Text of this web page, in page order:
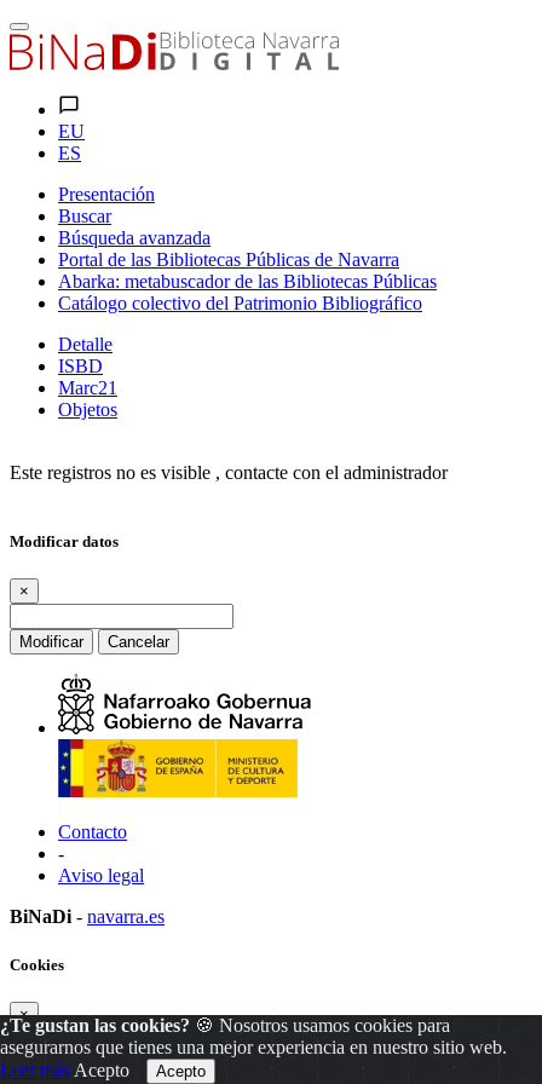
EU
ES
Presentación
Buscar
Búsqueda avanzada
Portal de las Bibliotecas Públicas de Navarra
Abarka: metabuscador de las Bibliotecas Públicas
Catálogo colectivo del Patrimonio Bibliográfico
Detalle
ISBD
Marc21
Objetos
Este registros no es visible , contacte con el administrador
Modificar datos
×
Modificar Cancelar
Contacto
-
Aviso legal
BiNaDi - navarra.es
¿Te gustan las cookies? 🍪 Nosotros usamos cookies para
asegurarnos que tienes una mejor experiencia en nuestro sitio web.
Leer más Acepto
Cookies
×